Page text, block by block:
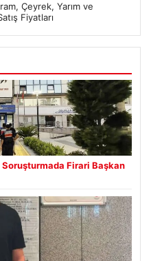
Çeyrek, Yarım ve
Fiyatları
Firari Başkan